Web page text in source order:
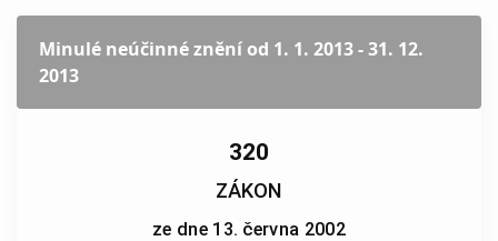
Minulé neúčinné zněníod 1. 1. 2013 - 31. 12.
2013
320
ZÁKON
ze dne 13. června 2002